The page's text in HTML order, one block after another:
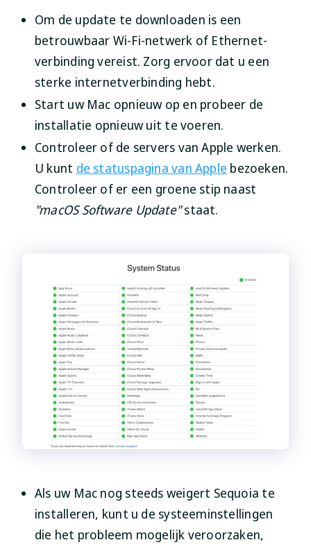
Om de update te downloaden is een
betrouwbaar Wi-Fi-netwerk of Ethernet-
verbinding vereist. Zorg ervoor dat u een
sterke internetverbinding hebt.
Start uw Mac opnieuw op en probeer de
installatie opnieuw uit te voeren.
Controleer of de servers van Apple werken.
U kunt de statuspagina van Apple bezoeken.
Controleer of er een groene stip naast
"macOS Software Update"staat.
Als uw Mac nog steeds weigert Sequoia te
installeren, kunt u de systeeminstellingen
die het probleem mogelijk veroorzaken,